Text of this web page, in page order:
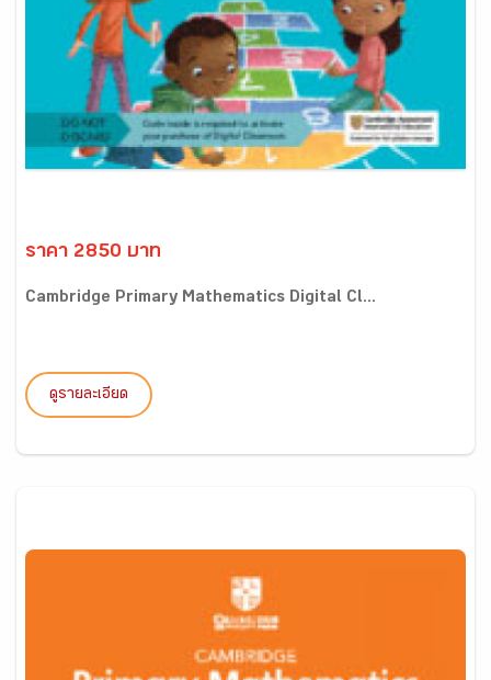
ราคา 2850 บาท
Cambridge Primary Mathematics Digital Cl...
ดูรายละเอียด